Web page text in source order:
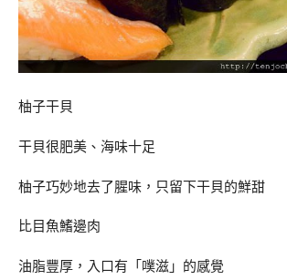
柚子干貝
干貝很肥美、海味十足
柚子巧妙地去了腥味，只留下干貝的鮮甜
比目魚鰭邊肉
油脂豐厚，入口有「噗滋」的感覺